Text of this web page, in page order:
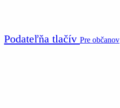
Podateľňa tlačív Pre občanov